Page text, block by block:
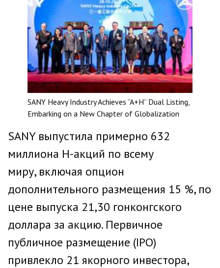
SANY Heavy Industry Achieves “A+H” Dual Listing,
Embarking on a New Chapter of Globalization
SANY выпустила примерно 632
миллиона H-акций по всему
миру, включая опцион
дополнительного размещения 15 %, по
цене выпуска 21,30 гонконгского
доллара за акцию. Первичное
публичное размещение (IPO)
привлекло 21 якорного инвестора,